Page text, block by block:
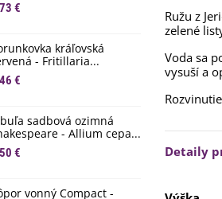
€
kráľovská
- Fritillaria...
€
sadbová ozimná
- Allium cepa...
€
vonný Compact -
Ružu z
zelené
Voda sa
vysuší a
Detaily